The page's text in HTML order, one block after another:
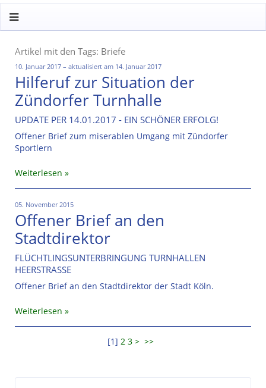
Artikel mit den Tags: Briefe
10. Januar 2017 – aktualisiert am 14. Januar 2017
Hilferuf zur Situation der
Zündorfer Turnhalle
UPDATE PER 14.01.2017 - EIN SCHÖNER ERFOLG!
Offener Brief zum miserablen Umgang mit Zündorfer
Sportlern
Weiterlesen
05. November 2015
Offener Brief an den
Stadtdirektor
FLÜCHTLINGSUNTERBRINGUNG TURNHALLEN
HEERSTRASSE
Offener Brief an den Stadtdirektor der Stadt Köln.
Weiterlesen
[1] 2 3 > >>